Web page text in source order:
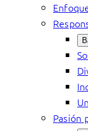
Pasión